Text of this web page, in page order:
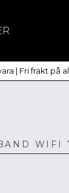
| Fri frakt på
WIFI